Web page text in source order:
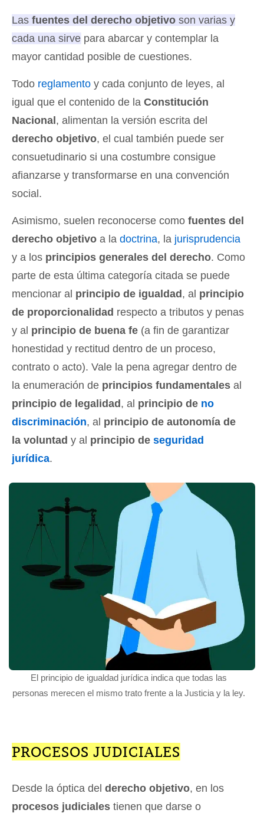
Las fuentes del derecho objetivo son varias y
cada una sirve para abarcar y contemplar la
mayor cantidad posible de cuestiones.
Todo reglamento y cada conjunto de leyes, al
igual que el contenido de la Constitución
Nacional , alimentan la versión escrita del
derecho objetivo, el cual también puede ser
consuetudinario si una costumbre consigue
afianzarse y transformarse en una convención
social.
Asimismo, suelen reconocerse como fuentes del
derecho objetivo a la doctrina, la jurisprudencia
y a los principios generales del derecho. Como
parte de esta última categoría citada se puede
mencionar al principio de igualdad , al principio
de proporcionalidad respecto a tributos y penas
y al principio de buena fe (a fin de garantizar
honestidad y rectitud dentro de un proceso,
contrato o acto). Vale la pena agregar dentro de
la enumeración de principios fundamentales al
principio de legalidad , al principio de no
discriminación, al principio de autonomía de
la voluntad y al principio de seguridad
jurídica.
El principio de igualdad jurídica indica que todas las
personas merecen el mismo trato frente a la Justicia y la ley.
PROCESOS JUDICIALES
Desde la óptica del derecho objetivo, en los
procesos judiciales tienen que darse o